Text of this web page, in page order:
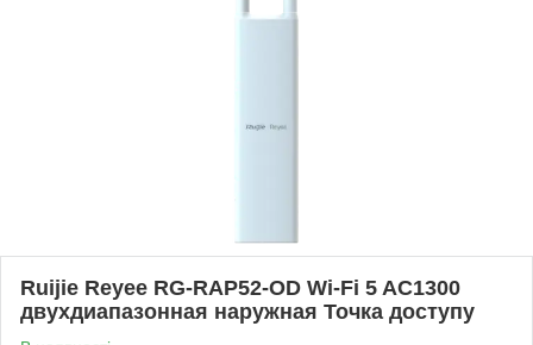
Ruijie Reyee RG-RAP52-OD Wi-Fi 5 AC1300
двухдиапазонная наружная Точка доступу